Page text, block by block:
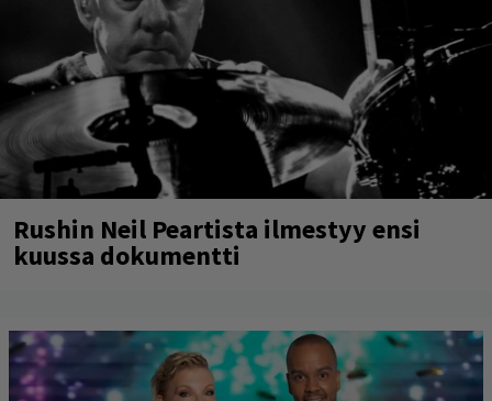
Rushin Neil Peartista ilmestyy ensi
kuussa dokumentti